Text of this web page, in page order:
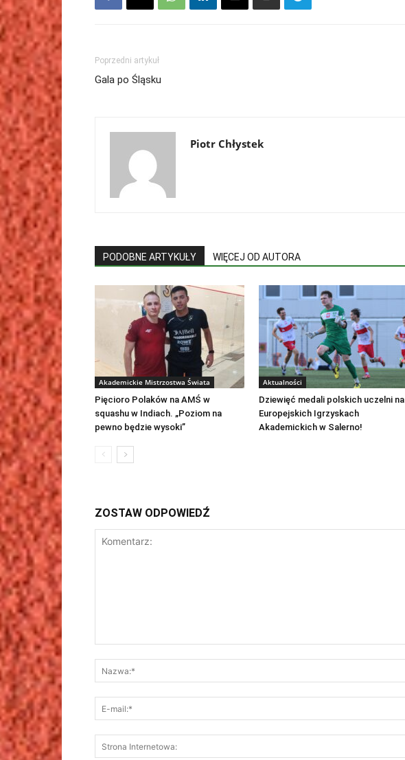
Poprzedni artykuł
Gala po Śląsku
Piotr Chłystek
PODOBNE ARTYKUŁY WIĘCEJ OD AUTORA
Akademickie Mistrzostwa Świata
Pięcioro Polaków na AMŚ w
squashu w Indiach. „Poziom na
pewno będzie wysoki”
Aktualności
Dziewięć medali polskich uczelni na
Europejskich Igrzyskach
Akademickich w Salerno!
ZOSTAW ODPOWIEDŹ